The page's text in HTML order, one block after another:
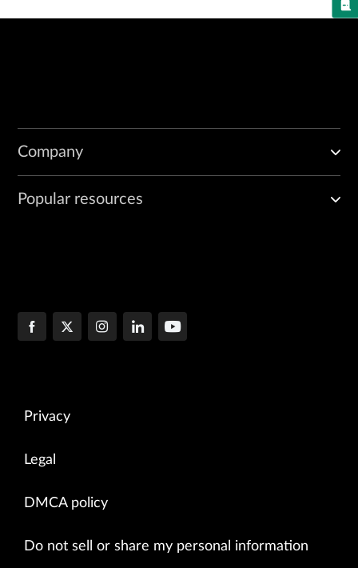
Company
Popular resources
Privacy
Legal
DMCA policy
Do not sell or share my personal information